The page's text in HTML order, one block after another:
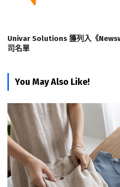
Univar Solutions 獲列入《
司名單
You May Also Like!